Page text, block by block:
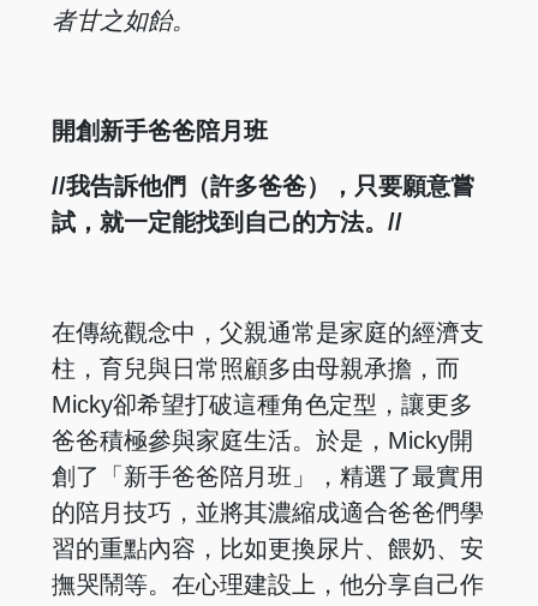
者甘之如飴。
開創新手爸爸陪月班
//我告訴他們（許多爸爸），只要願意嘗
試，就一定能找到自己的方法。//
在傳統觀念中，父親通常是家庭的經濟支
柱，育兒與日常照顧多由母親承擔，而
Micky卻希望打破這種角色定型，讓更多
爸爸積極參與家庭生活。於是，Micky開
創了「新手爸爸陪月班」，精選了最實用
的陪月技巧，並將其濃縮成適合爸爸們學
習的重點內容，比如更換尿片、餵奶、安
撫哭鬧等。在心理建設上，他分享自己作